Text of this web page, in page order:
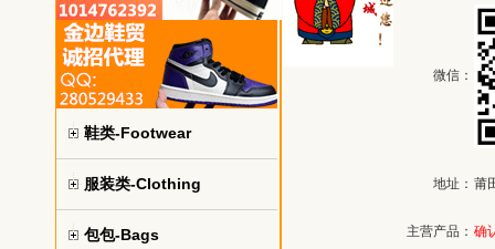
鞋类-Footwear
服装类-Clothing
包包-Bags
微信：
地址： 莆
主营产品： 确